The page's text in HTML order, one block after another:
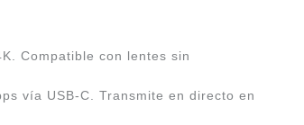
Compatible con lentes sin
vía USB-C. Transmite en directo en